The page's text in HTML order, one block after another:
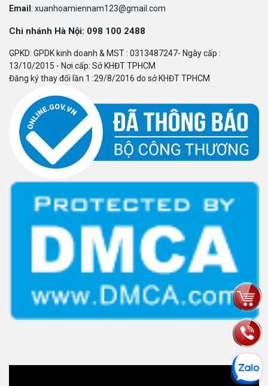
Email : xuanhoamiennam123@gmail.com
Chi nhánh Hà Nội: 098 100 2488
GPKD: GPDK kinh doanh & MST : 0313487247- Ngày cấp :
13/10/2015 - Nơi cấp: Sở KHĐT TPHCM
Đăng ký thay đổi lần 1 :29/8/2016 do sở KHĐT TPHCM